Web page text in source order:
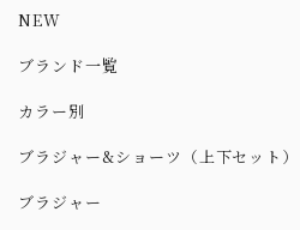
NEW
ブランド一覧
カラー別
ブラジャー&ショーツ（上下セット）
ブラジャー